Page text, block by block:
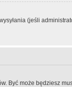
(jeśli
może będziesz